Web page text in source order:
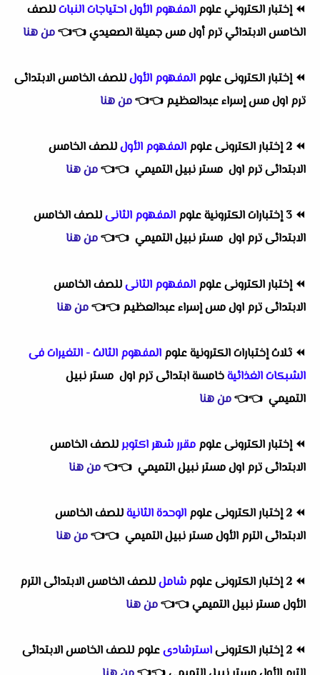
⏪إختبار الكتروني علوم المفهوم الأول احتياجات النباتللصف
الخامس الابتدائي ترم أول مس جميلة الصعيدي👈
👈من هنا
⏪إختبار الكترونى علوم المفهوم الأولللصف الخامس الابتدائى
ترم اول مس إسراء عبدالعظيم 👈
👈من هنا
⏪ 2 إختبار الكترونى علوم المفهوم الأولللصف الخامس
الابتدائى ترم اول مستر نبيل التميمي 👈
👈من هنا
⏪ 3 إختبارات الكترونية علوم المفهوم الثانىللصف الخامس
الابتدائى ترم اول مستر نبيل التميمي 👈
👈من هنا
⏪إختبار الكترونى علوم المفهوم الثانىللصف الخامس
الابتدائى ترم اول مس إسراء عبدالعظيم 👈
👈من هنا
⏪ ثلاث إختبارات الكترونية علوم المفهوم الثالث - التغيرات فى
الشبكات الغذائيةخامسة ابتدائى ترم اول مستر نبيل
التميمي 👈
👈من هنا
⏪إختبار الكترونى علوم مقرر شهر اكتوبرللصف الخامس
الابتدائى ترم اول مستر نبيل التميمي 👈
👈من هنا
⏪ 2 إختبار الكترونى علوم الوحدة الثانيةللصف الخامس
الابتدائى الترم الأول مستر نبيل التميمي 👈
👈من هنا
⏪ 2 إختبار الكترونى علوم شاملللصف الخامس الابتدائى الترم
الأول مستر نبيل التميمي👈
👈من هنا
⏪ 2 إختبار الكترونى استرشادىعلوم للصف الخامس الابتدائى